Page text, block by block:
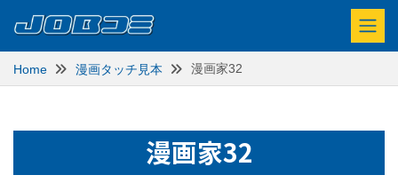
Home 漫画タッチ見本 漫画家32
漫画家32